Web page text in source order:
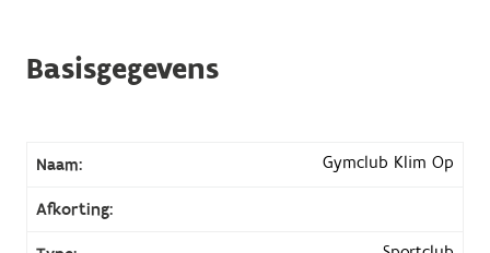
Basisgegevens
Naam: Gymclub Klim Op
Afkorting: